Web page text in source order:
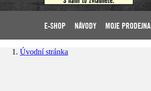
E-SHOP NÁVODY MOJE PRODEJNA
Úvodní stránka